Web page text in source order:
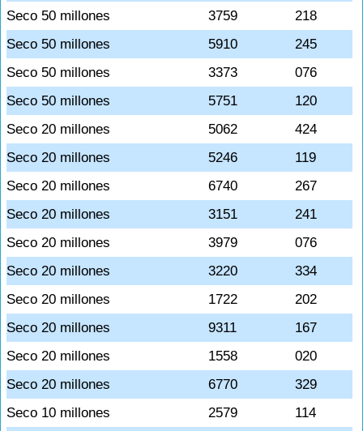
Seco 50 millones
3759
218
Seco 50 millones
5910
245
Seco 50 millones
3373
076
Seco 50 millones
5751
120
Seco 20 millones
5062
424
Seco 20 millones
5246
119
Seco 20 millones
6740
267
Seco 20 millones
3151
241
Seco 20 millones
3979
076
Seco 20 millones
3220
334
Seco 20 millones
1722
202
Seco 20 millones
9311
167
Seco 20 millones
1558
020
Seco 20 millones
6770
329
Seco 10 millones
2579
114